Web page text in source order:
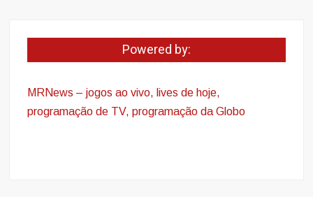
Powered by:
MRNews – jogos ao vivo, lives de hoje,
programação de TV, programação da Globo